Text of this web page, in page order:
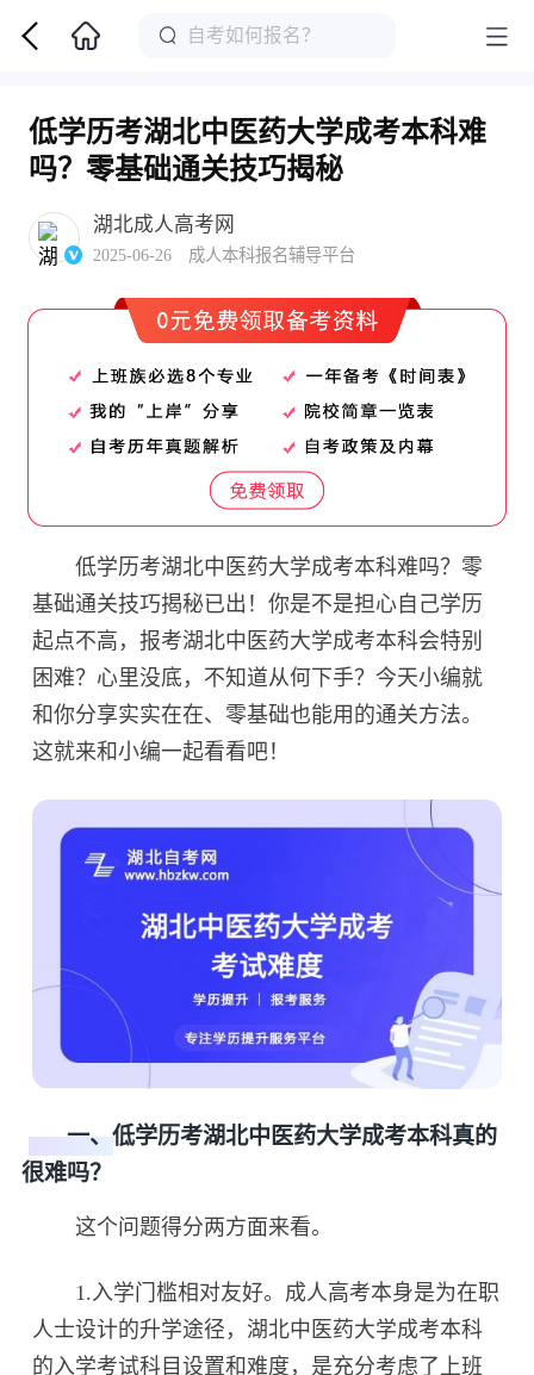
低学历考湖北中医药大学成考本科难
吗？零基础通关技巧揭秘
湖北成人高考网
2025-06-26 成人本科报名辅导平台
低学历考湖北中医药大学成考本科难吗？零
基础通关技巧揭秘已出！你是不是担心自己学历
起点不高，报考湖北中医药大学成考本科会特别
困难？心里没底，不知道从何下手？今天小编就
和你分享实实在在、零基础也能用的通关方法。
这就来和小编一起看看吧！
一、低学历考湖北中医药大学成考本科真的
很难吗？
这个问题得分两方面来看。
1.入学门槛相对友好。成人高考本身是为在职
人士设计的升学途径，湖北中医药大学成考本科
的入学考试科目设置和难度，是充分考虑了上班